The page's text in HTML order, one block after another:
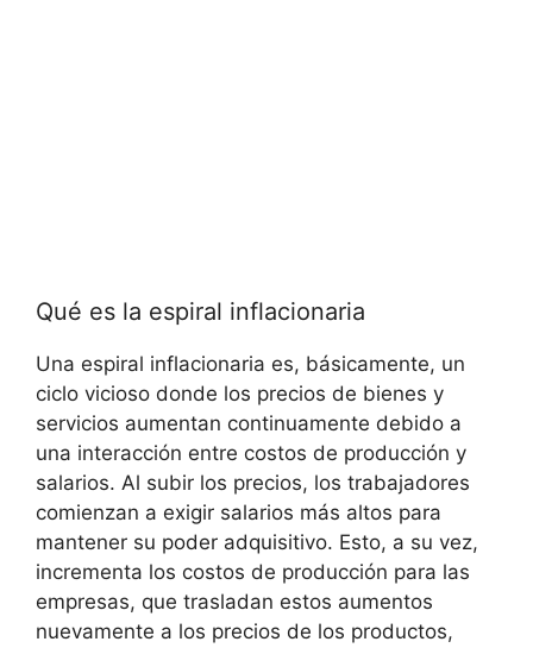
Qué es la espiral inflacionaria
Una espiral inflacionaria es, básicamente, un
ciclo vicioso donde los precios de bienes y
servicios aumentan continuamente debido a
una interacción entre costos de producción y
salarios. Al subir los precios, los trabajadores
comienzan a exigir salarios más altos para
mantener su poder adquisitivo. Esto, a su vez,
incrementa los costos de producción para las
empresas, que trasladan estos aumentos
nuevamente a los precios de los productos,